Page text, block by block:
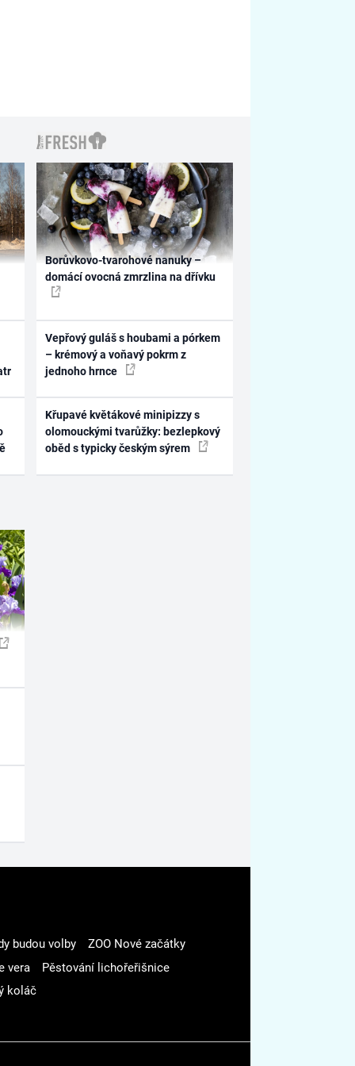
Borůvkovo-tvarohové nanuky –
domácí ovocná zmrzlina na dřívku
Vepřový guláš s houbami a pórkem
– krémový a voňavý pokrm z
jednoho hrnce
Křupavé květákové minipizzy s
olomouckými tvarůžky: bezlepkový
oběd s typicky českým sýrem
budou volby
ZOO Nové začátky
vera
Pěstování lichořeřišnice
koláč